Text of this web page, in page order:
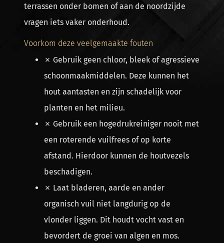
terrassen onder bomen of aan de noordzijde
vragen iets vaker onderhoud.
Voorkom deze veelgemaakte fouten
✗ Gebruik geen chloor, bleek of agressieve
schoonmaakmiddelen. Deze kunnen het
hout aantasten en zijn schadelijk voor
planten en het milieu.
✗ Gebruik een hogedrukreiniger nooit met
een roterende vuilfrees of op korte
afstand. Hierdoor kunnen de houtvezels
beschadigen.
✗ Laat bladeren, aarde en ander
organisch vuil niet langdurig op de
vlonder liggen. Dit houdt vocht vast en
bevordert de groei van algen en mos.